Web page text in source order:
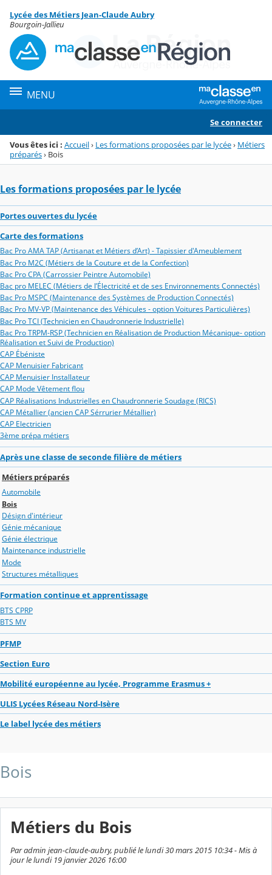
Menu de la rubrique
Contenu
Lycée des Métiers Jean-Claude Aubry
Bourgoin-Jallieu
MENU
Se connecter
Vous êtes ici : Accueil› Les formations proposées par le lycée› Métiers
préparés› Bois
Les formations proposées par le lycée
Portes ouvertes du lycée
Carte des formations
Bac Pro AMA TAP (Artisanat et Métiers d’Art) - Tapissier d'Ameublement
Bac Pro M2C (Métiers de la Couture et de la Confection)
Bac Pro CPA (Carrossier Peintre Automobile)
Bac pro MELEC (Métiers de l’Électricité et de ses Environnements Connectés)
Bac Pro MSPC (Maintenance des Systèmes de Production Connectés)
Bac Pro MV-VP (Maintenance des Véhicules - option Voitures Particulières)
Bac Pro TCI (Technicien en Chaudronnerie Industrielle)
Bac Pro TRPM-RSP (Technicien en Réalisation de Production Mécanique- option
Réalisation et Suivi de Production)
CAP Ébéniste
CAP Menuisier Fabricant
CAP Menuisier Installateur
CAP Mode Vêtement flou
CAP Réalisations Industrielles en Chaudronnerie Soudage (RICS)
CAP Métallier (ancien CAP Sérrurier Métallier)
CAP Electricien
3ème prépa métiers
Après une classe de seconde filière de métiers
Métiers préparés
Automobile
Bois
Désign d'intérieur
Génie mécanique
Génie électrique
Maintenance industrielle
Mode
Structures métalliques
Formation continue et apprentissage
BTS CPRP
BTS MV
PFMP
Section Euro
Mobilité européenne au lycée, Programme Erasmus +
ULIS Lycées Réseau Nord-Isère
Le label lycée des métiers
Bois
Métiers du Bois
Par admin jean-claude-aubry, publié le lundi 30 mars 2015 10:34 - Mis à
jour le lundi 19 janvier 2026 16:00